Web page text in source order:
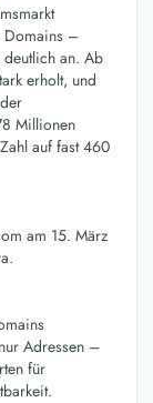
Domains –
an. Ab
erholt, und
Millionen
auf fast 460
am 15. März
Adressen –
für